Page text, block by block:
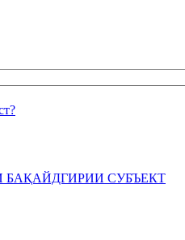
БАҚАЙДГИРИИ СУБЪЕКТ